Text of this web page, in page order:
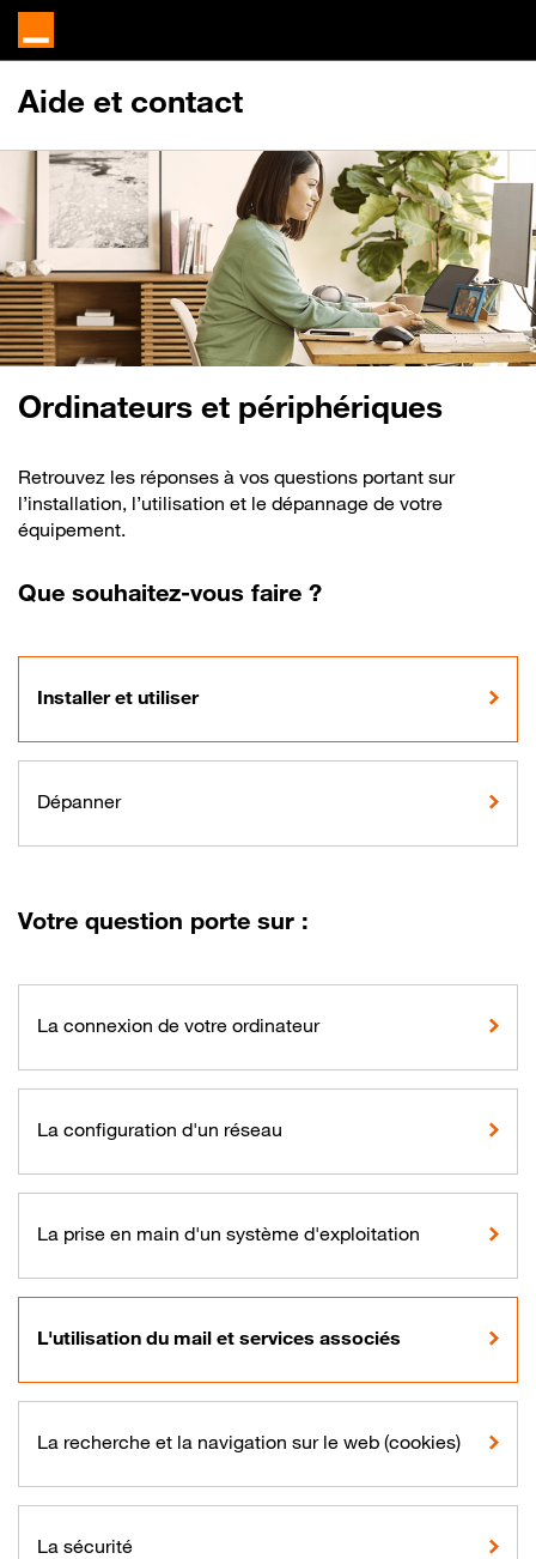
Aide et contact
Ordinateurs et périphériques
Retrouvez les réponses à vos questions portant sur
l’installation, l’utilisation et le dépannage de votre
équipement.
Que souhaitez-vous faire ?
Installer et utiliser
Dépanner
Votre question porte sur :
La connexion de votre ordinateur
La configuration d'un réseau
La prise en main d'un système d'exploitation
L'utilisation du mail et services associés
La recherche et la navigation sur le web (cookies)
La sécurité